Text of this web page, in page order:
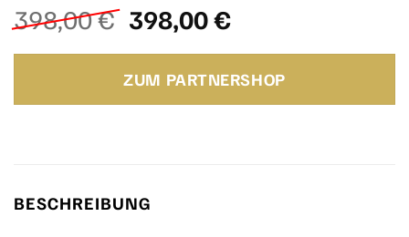
398,00€ Ursprünglicher
Preis
war:
398,00 €
398,00€Aktueller
ist:
398,00 €.
ZUM PARTNERSHOP
BESCHREIBUNG